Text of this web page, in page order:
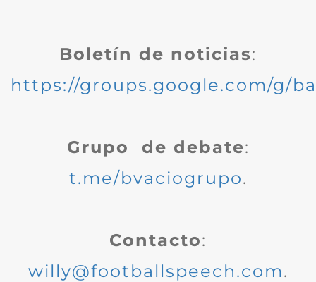
Boletín de noticias:
https://groups.google.com/g/
Grupo de debate:
t.me/bvaciogrupo.
Contacto:
willy@footballspeech.com.